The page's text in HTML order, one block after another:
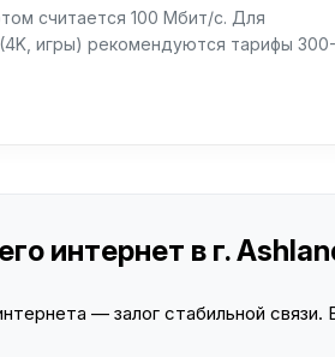
считается 100 Мбит/с. Для
игры) рекомендуются тарифы 300-
интернет в г.
— залог стабильной связи.